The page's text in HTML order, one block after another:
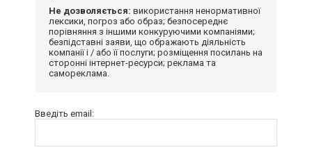
Не дозволяється: використання ненормативної
лексики, погроз або образ; безпосереднє
порівняння з іншими конкуруючими компаніями;
безпідставні заяви, що ображають діяльність
компанії і / або її послуги; розміщення посилань на
сторонні інтернет-ресурси; реклама та
самореклама.
Введіть email: